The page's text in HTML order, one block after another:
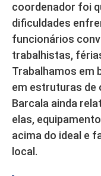
coordenador foi
dificuldades
funcionários
trabalhistas,
Trabalhamos em
em estruturas de
Barcala ainda
elas,
acima do ideal e
local.